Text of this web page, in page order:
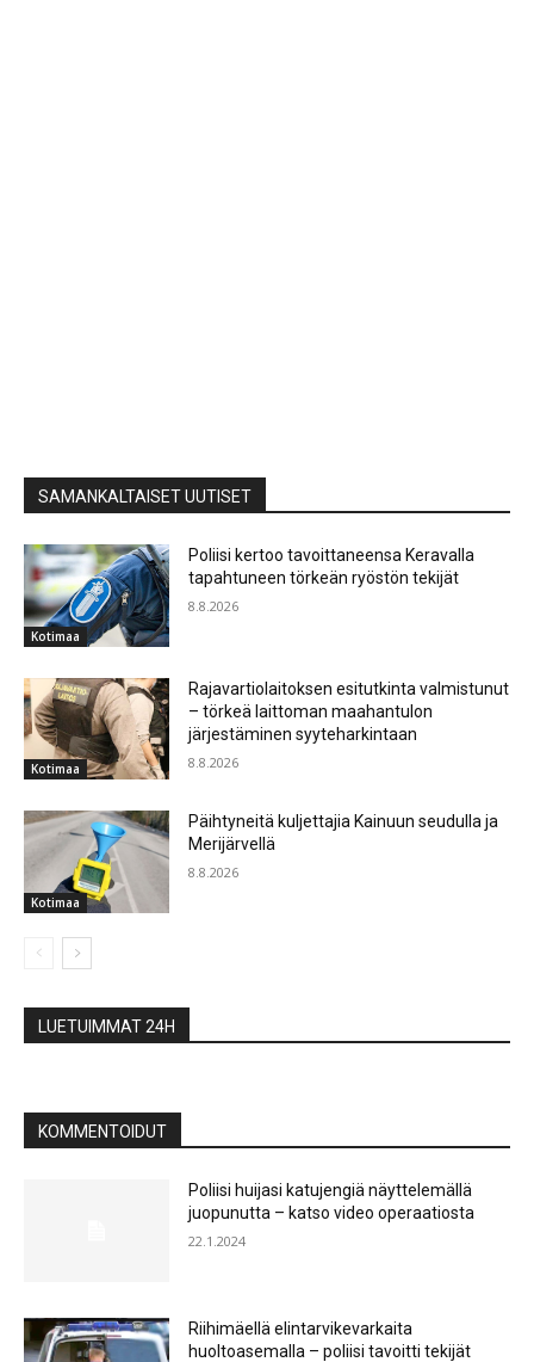
SAMANKALTAISET UUTISET
Kotimaa
Poliisi kertoo tavoittaneensa Keravalla
tapahtuneen törkeän ryöstön tekijät
8.8.2026
Kotimaa
Rajavartiolaitoksen esitutkinta valmistunut
– törkeä laittoman maahantulon
järjestäminen syyteharkintaan
8.8.2026
Kotimaa
Päihtyneitä kuljettajia Kainuun seudulla ja
Merijärvellä
8.8.2026
LUETUIMMAT 24H
KOMMENTOIDUT
Poliisi huijasi katujengiä näyttelemällä
juopunutta – katso video operaatiosta
22.1.2024
Riihimäellä elintarvikevarkaita
huoltoasemalla – poliisi tavoitti tekijät